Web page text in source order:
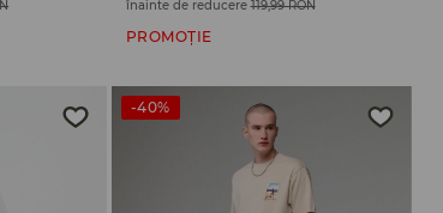
înainte de reducere 119,99 RON
PROMOȚIE
-40%